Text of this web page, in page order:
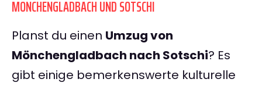
MÖNCHENGLADBACH UND SOTSCHI
Planst du einen Umzug von
Mönchengladbach nach Sotschi? Es
gibt einige bemerkenswerte kulturelle